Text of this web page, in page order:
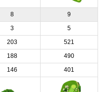
8 9
3 5
203 521
188 490
146 401